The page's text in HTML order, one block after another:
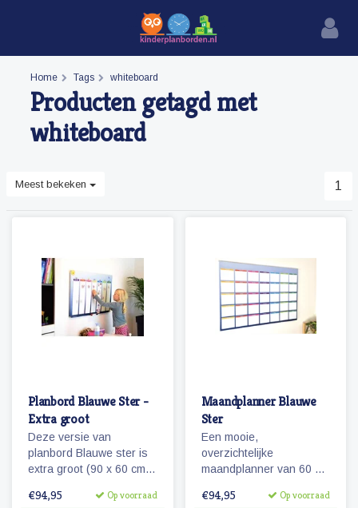
Home Tags whiteboard
Producten getagd met
whiteboard
Meest bekeken 1
Planbord Blauwe Ster -
Extra groot
Deze versie van
planbord Blauwe ster is
extra groot (90 x 60 cm)
familieplanbord. Het bord
€94,95 Op voorraad
Maandplanner Blauwe
Ster
Een mooie,
overzichtelijke
maandplanner van 60 x
flexibel in te delen. Te
€94,95 Op voorraad